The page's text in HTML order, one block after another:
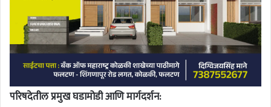
परिषदेतील प्रमुख घडामोडी आणि मार्गदर्शन: